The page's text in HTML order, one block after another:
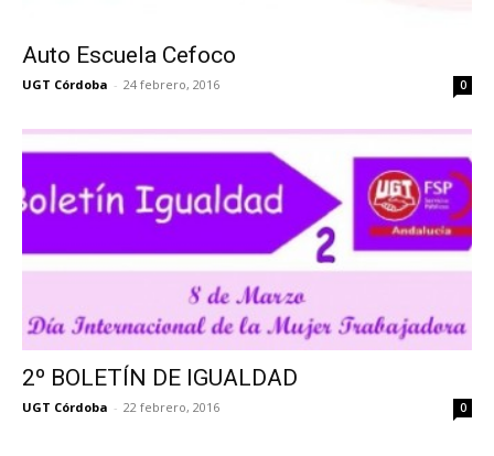
Auto Escuela Cefoco
UGT Córdoba - 24 febrero, 2016 0
2º BOLETÍN DE IGUALDAD
UGT Córdoba - 22 febrero, 2016 0